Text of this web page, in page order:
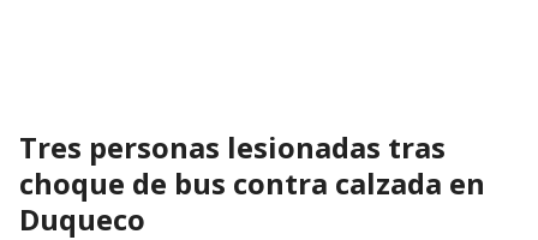
Tres personas lesionadas tras
choque de bus contra calzada en
Duqueco